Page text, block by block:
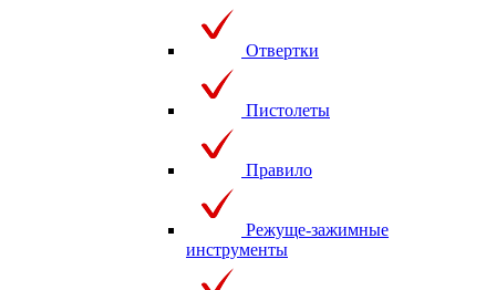
Отвертки
Пистолеты
Правило
Режуще-зажимные
инструменты